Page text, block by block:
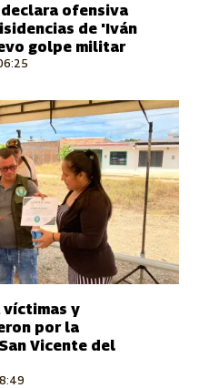
ofensiva
de 'Iván
golpe militar
víctimas y
por la
Vicente del